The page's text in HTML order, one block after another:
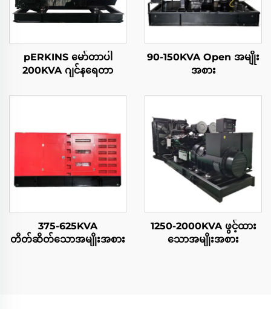
pERKINS မော်တာပါ
200KVA ဂျင်နရေတာ
90-150KVA Open အမျိုး
အစား
375-625KVA
တိတ်ဆိတ်သောအမျိုးအစား
1250-2000KVA ဖွင့်ထား
သောအမျိုးအစား